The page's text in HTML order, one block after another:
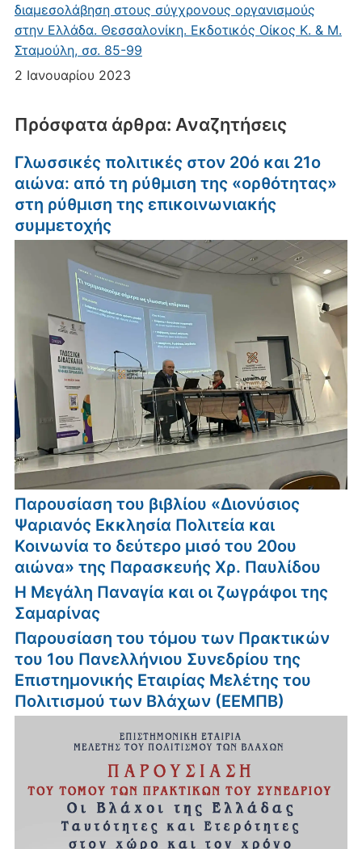
διαμεσολάβηση στους σύγχρονους οργανισμούς
στην Ελλάδα. Θεσσαλονίκη. Εκδοτικός Οίκος Κ. & Μ.
Σταμούλη, σσ. 85-99
2 Ιανουαρίου 2023
Πρόσφατα άρθρα: Αναζητήσεις
Γλωσσικές πολιτικές στον 20ό και 21ο
αιώνα: από τη ρύθμιση της «ορθότητας»
στη ρύθμιση της επικοινωνιακής
συμμετοχής
Παρουσίαση του βιβλίου «Διονύσιος
Ψαριανός Εκκλησία Πολιτεία και
Κοινωνία το δεύτερο μισό του 20ου
αιώνα» της Παρασκευής Χρ. Παυλίδου
Η Μεγάλη Παναγία και οι ζωγράφοι της
Σαμαρίνας
Παρουσίαση του τόμου των Πρακτικών
του 1ου Πανελλήνιου Συνεδρίου της
Επιστημονικής Εταιρίας Μελέτης του
Πολιτισμού των Βλάχων (ΕΕΜΠΒ)